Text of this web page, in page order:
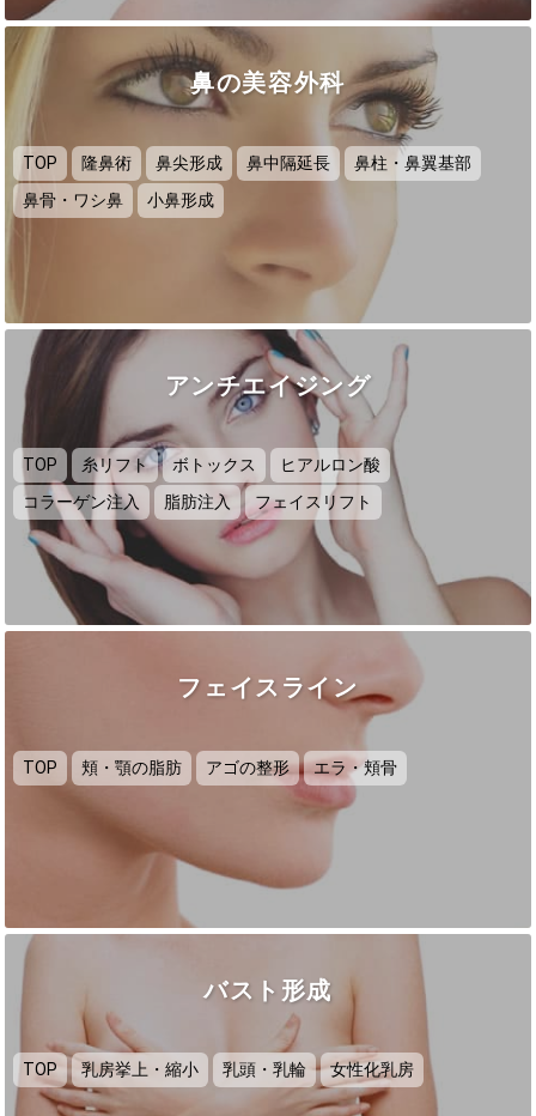
鼻の美容外科
TOP 隆鼻術 鼻尖形成 鼻中隔延長
鼻柱・鼻翼基部
鼻骨・ワシ鼻
小鼻形成
アンチエイジング
TOP 糸リフト ボトックス
ヒアルロン酸
コラーゲン注入
脂肪注入 フェイスリフト
フェイスライン
TOP 頬・顎の脂肪 アゴの整形 エラ・頬骨
バスト形成
TOP 乳房挙上・縮小 乳頭・乳輪 女性化乳房